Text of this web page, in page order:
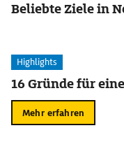
Beliebte Ziele in
Highlights
16 Gründe für
Mehr erfahren